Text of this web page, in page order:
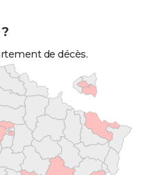
de décès.